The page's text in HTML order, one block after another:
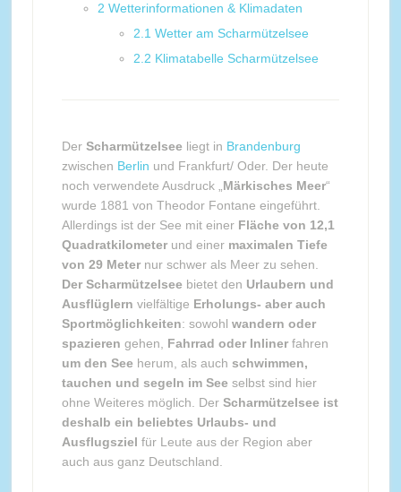
2 Wetterinformationen & Klimadaten
2.1 Wetter am Scharmützelsee
2.2 Klimatabelle Scharmützelsee
Der Scharmützelsee liegt in Brandenburg
zwischen Berlin und Frankfurt/ Oder. Der heute
noch verwendete Ausdruck „ Märkisches Meer“
wurde 1881 von Theodor Fontane eingeführt.
Allerdings ist der See mit einer Fläche von 12,1
Quadratkilometerund einer maximalen Tiefe
von 29 Meternur schwer als Meer zu sehen.
Der Scharmützelsee bietet den Urlaubern und
Ausflüglern vielfältige Erholungs- aber auch
Sportmöglichkeiten: sowohl wandern oder
spazieren gehen, Fahrrad oder Inlinerfahren
um den See herum, als auch schwimmen,
tauchen und segeln im See selbst sind hier
ohne Weiteres möglich. Der Scharmützelsee ist
deshalb ein beliebtes Urlaubs- und
Ausflugsziel für Leute aus der Region aber
auch aus ganz Deutschland.